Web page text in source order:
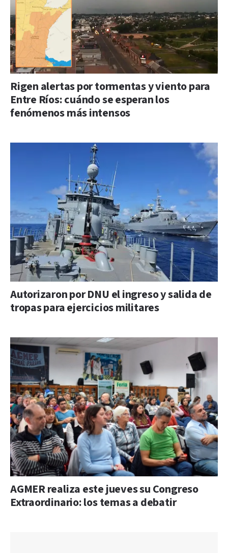
Rigen alertas por tormentas y viento para
Entre Ríos: cuándo se esperan los
fenómenos más intensos
Autorizaron por DNU el ingreso y salida de
tropas para ejercicios militares
AGMER realiza este jueves su Congreso
Extraordinario: los temas a debatir